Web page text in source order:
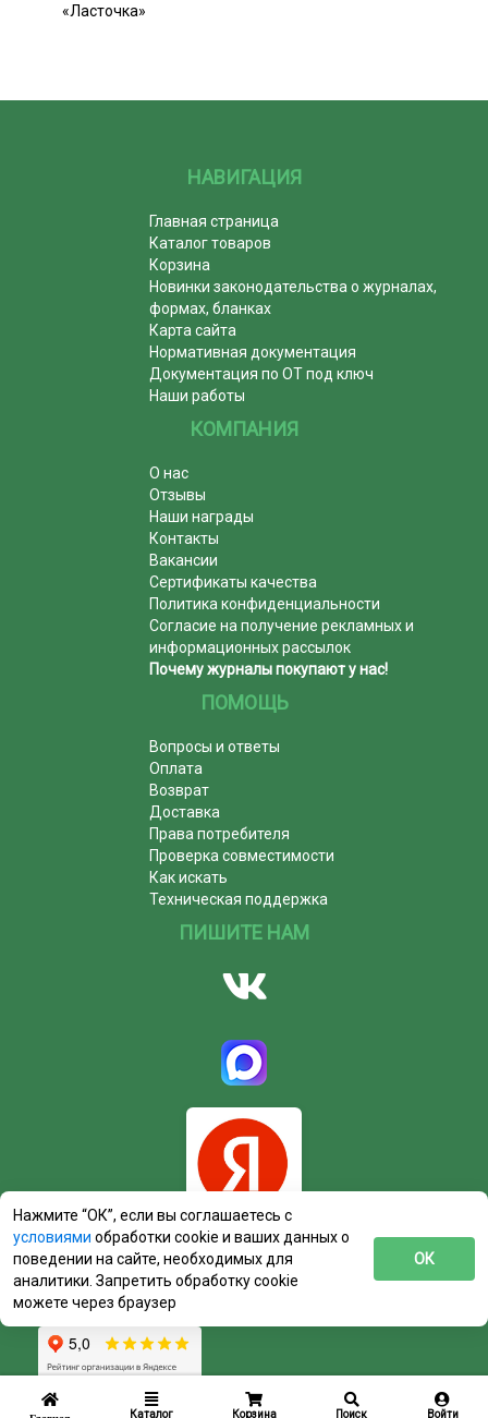
Каталог Корзина Поиск Войти
«Ласточка»
НАВИГАЦИЯ
Главная страница
Каталог товаров
Корзина
Новинки законодательства о журналах,
формах, бланках
Карта сайта
Нормативная документация
Документация по ОТ под ключ
Наши работы
КОМПАНИЯ
О нас
Отзывы
Наши награды
Контакты
Вакансии
Сертификаты качества
Политика конфиденциальности
Согласие на получение рекламных и
информационных рассылок
Почему журналы покупают у нас!
ПОМОЩЬ
Вопросы и ответы
Оплата
Возврат
Доставка
Права потребителя
Проверка совместимости
Как искать
Техническая поддержка
ПИШИТЕ НАМ
Нажмите “ОК”, если вы соглашаетесь с
условиями обработки cookie и ваших данных о
поведении на сайте, необходимых для
аналитики. Запретить обработку cookie
можете через браузер
ОК